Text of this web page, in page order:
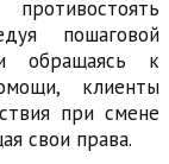
пошаговой
обращаясь к
клиенты
при смене
свои права.